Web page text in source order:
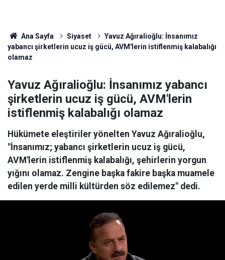
Ana Sayfa Siyaset
Yavuz Ağıralioğlu: İnsanımız
yabancı şirketlerin ucuz iş gücü, AVM'lerin istiflenmiş kalabalığı
olamaz
Yavuz Ağıralioğlu: İnsanımız yabancı
şirketlerin ucuz iş gücü, AVM'lerin
istiflenmiş kalabalığı olamaz
Hükümete eleştiriler yönelten Yavuz Ağıralioğlu,
"İnsanımız; yabancı şirketlerin ucuz iş gücü,
AVM'lerin istiflenmiş kalabalığı, şehirlerin yorgun
yığını olamaz. Zengine başka fakire başka muamele
edilen yerde milli kültürden söz edilemez" dedi.